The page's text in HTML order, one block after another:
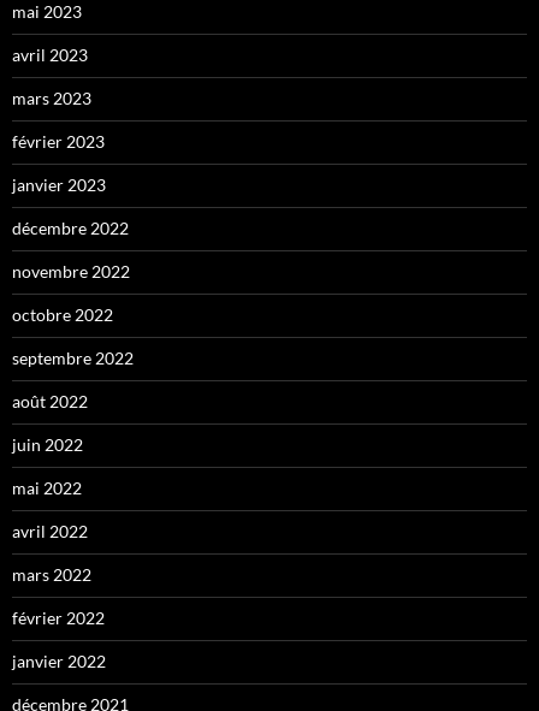
mai 2023
avril 2023
mars 2023
février 2023
janvier 2023
décembre 2022
novembre 2022
octobre 2022
septembre 2022
août 2022
juin 2022
mai 2022
avril 2022
mars 2022
février 2022
janvier 2022
décembre 2021